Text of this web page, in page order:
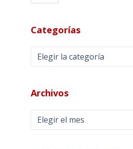
Categorías
Categorías
Archivos
Archivos